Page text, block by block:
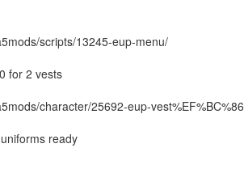
scripts/13245-eup-menu/
for 2 vests
character/25692-eup-
ready